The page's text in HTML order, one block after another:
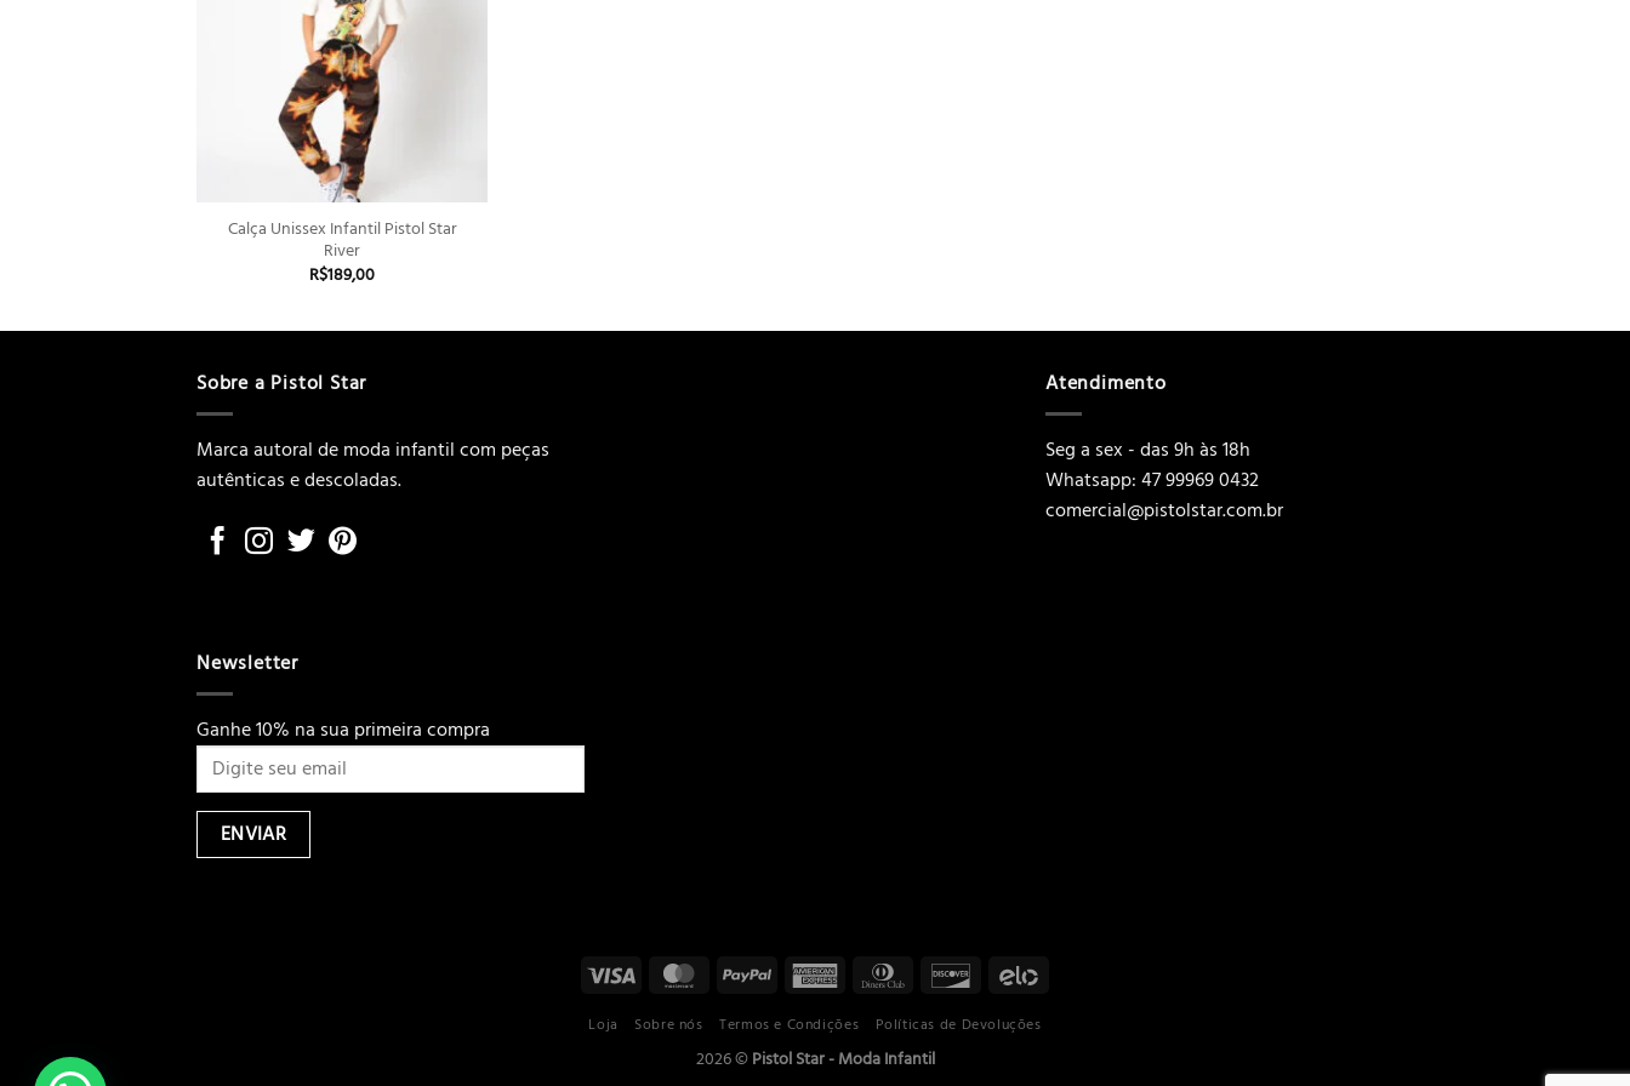
Calça Unissex Infantil Pistol Star
River
R$189,00
Sobre a Pistol Star
Marca autoral de moda infantil com peças
autênticas e descoladas.
Atendimento
Seg a sex - das 9h às 18h
Whatsapp: 47 99969 0432
comercial@pistolstar.com.br
Newsletter
Ganhe 10% na sua primeira compra
Loja Sobre nós Termos e Condições Políticas de Devoluções
2026 ©Pistol Star - Moda Infantil